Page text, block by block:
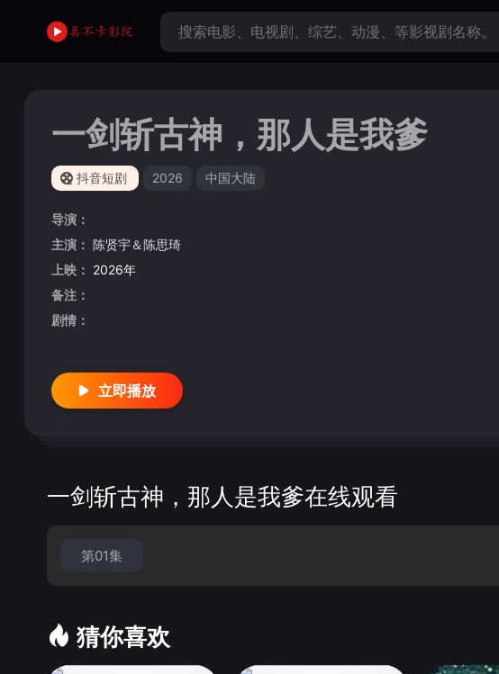
一剑斩古神，那人是我爹
抖音短剧 2026 中国大陆
导演：
主演： 陈贤宇＆陈思琦
上映： 2026年
备注：
剧情：
立即播放
一剑斩古神，那人是我爹在线观看
第01集
猜你喜欢